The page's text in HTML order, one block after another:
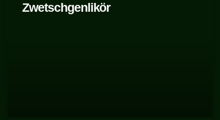
Zwetschgenlikör